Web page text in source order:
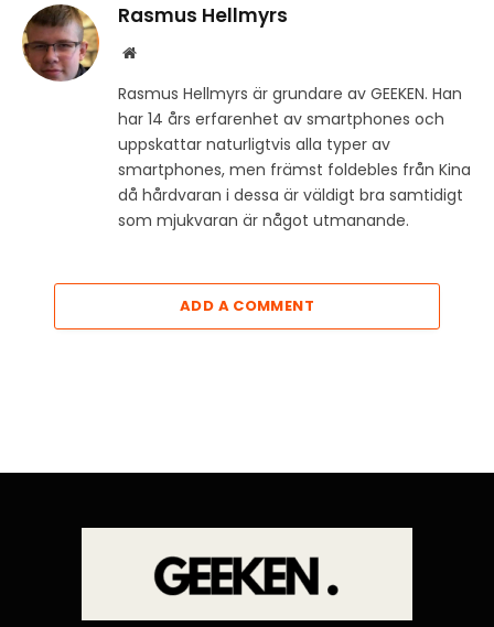
Rasmus Hellmyrs
Website
Rasmus Hellmyrs är grundare av GEEKEN. Han
har 14 års erfarenhet av smartphones och
uppskattar naturligtvis alla typer av
smartphones, men främst foldebles från Kina
då hårdvaran i dessa är väldigt bra samtidigt
som mjukvaran är något utmanande.
ADD A COMMENT